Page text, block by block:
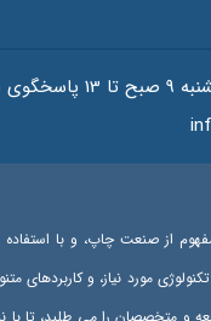
از صنعت چاپ، و با
مورد نیاز، و کاربردهای